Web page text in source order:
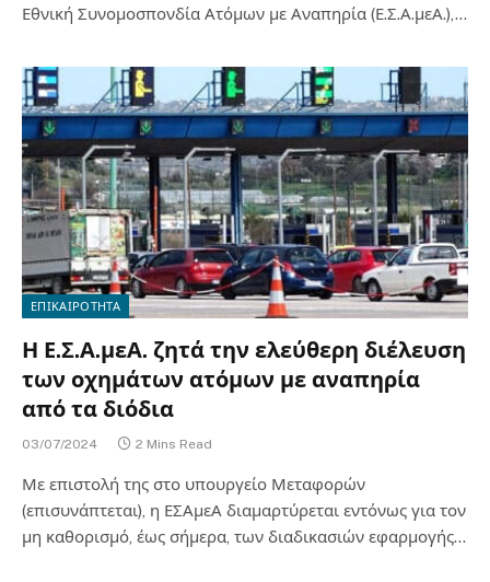
Εθνική Συνομοσπονδία Ατόμων με Αναπηρία (Ε.Σ.Α.μεΑ.),…
ΕΠΙΚΑΙΡΟΤΗΤΑ
Η Ε.Σ.Α.μεΑ. ζητά την ελεύθερη διέλευση
των οχημάτων ατόμων με αναπηρία
από τα διόδια
03/07/2024 2 Mins Read
Με επιστολή της στο υπουργείο Μεταφορών
(επισυνάπτεται), η ΕΣΑμεΑ διαμαρτύρεται εντόνως για τον
μη καθορισμό, έως σήμερα, των διαδικασιών εφαρμογής…